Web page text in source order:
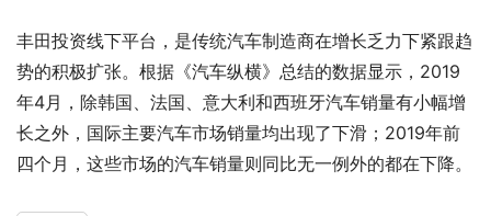
丰田投资线下平台，是传统汽车制造商在增长乏力下紧跟趋
势的积极扩张。根据《汽车纵横》总结的数据显示，2019
年4月，除韩国、法国、意大利和西班牙汽车销量有小幅增
长之外，国际主要汽车市场销量均出现了下滑；2019年前
四个月，这些市场的汽车销量则同比无一例外的都在下降。